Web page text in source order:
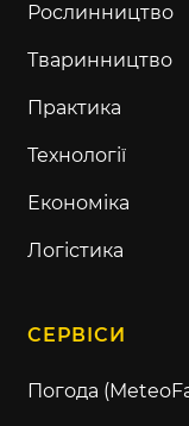
Рослинництво
Тваринництво
Практика
Технології
Економіка
Логістика
СЕРВІСИ
Погода